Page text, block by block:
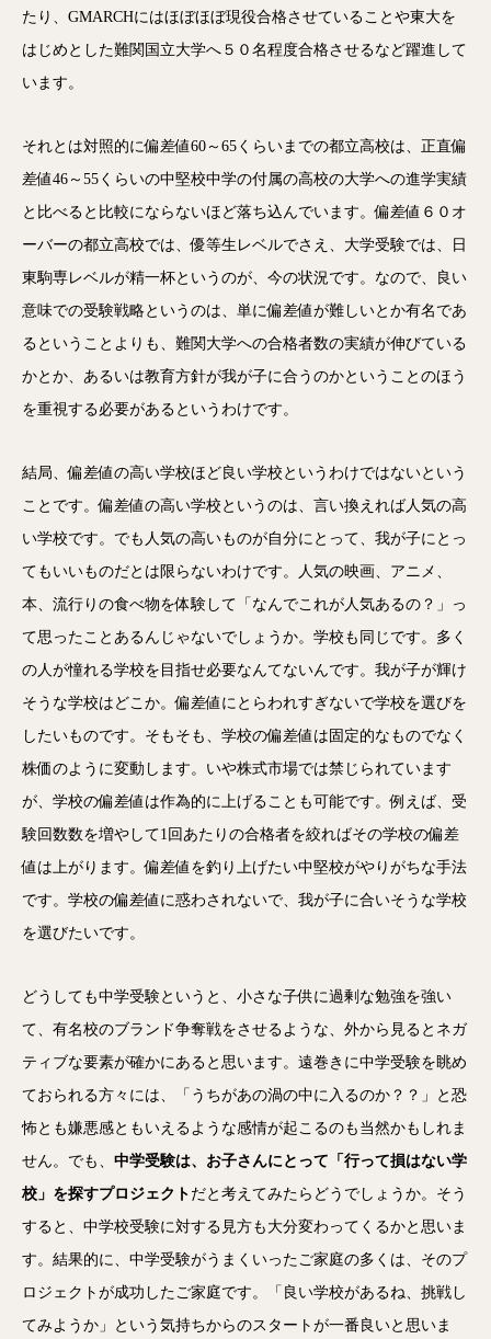
たり、GMARCHにはほぼほぼ現役合格させていることや東大を
はじめとした難関国立大学へ５０名程度合格させるなど躍進して
います。
それとは対照的に偏差値60～65くらいまでの都立高校は、正直偏
差値46～55くらいの中堅校中学の付属の高校の大学への進学実績
と比べると比較にならないほど落ち込んでいます。偏差値６０オ
ーバーの都立高校では、優等生レベルでさえ、大学受験では、日
東駒専レベルが精一杯というのが、今の状況です。なので、良い
意味での受験戦略というのは、単に偏差値が難しいとか有名であ
るということよりも、難関大学への合格者数の実績が伸びている
かとか、あるいは教育方針が我が子に合うのかということのほう
を重視する必要があるというわけです。
結局、偏差値の高い学校ほど良い学校というわけではないという
ことです。偏差値の高い学校というのは、言い換えれば人気の高
い学校です。でも人気の高いものが自分にとって、我が子にとっ
てもいいものだとは限らないわけです。人気の映画、アニメ、
本、流行りの食べ物を体験して「なんでこれが人気あるの？」っ
て思ったことあるんじゃないでしょうか。学校も同じです。多く
の人が憧れる学校を目指せ必要なんてないんです。我が子が輝け
そうな学校はどこか。偏差値にとらわれすぎないで学校を選びを
したいものです。そもそも、学校の偏差値は固定的なものでなく
株価のように変動します。いや株式市場では禁じられています
が、学校の偏差値は作為的に上げることも可能です。例えば、受
験回数数を増やして1回あたりの合格者を絞ればその学校の偏差
値は上がります。偏差値を釣り上げたい中堅校がやりがちな手法
です。学校の偏差値に惑わされないで、我が子に合いそうな学校
を選びたいです。
どうしても中学受験というと、小さな子供に過剰な勉強を強い
て、有名校のブランド争奪戦をさせるような、外から見るとネガ
ティブな要素が確かにあると思います。遠巻きに中学受験を眺め
ておられる方々には、「うちがあの渦の中に入るのか？？」と恐
怖とも嫌悪感ともいえるような感情が起こるのも当然かもしれま
せん。でも、 中学受験は、お子さんにとって「行って損はない学
校」を探すプロジェクト だと考えてみたらどうでしょうか。そう
すると、中学校受験に対する見方も大分変わってくるかと思いま
す。結果的に、中学受験がうまくいったご家庭の多くは、そのプ
ロジェクトが成功したご家庭です。「良い学校があるね、挑戦し
てみようか」という気持ちからのスタートが一番良いと思いま